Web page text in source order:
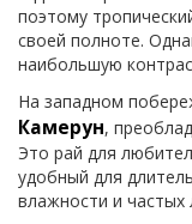
поэтому
своей полноте.
наибольшую
На западном
Камерун,
Это рай для
удобный для
влажности и частых